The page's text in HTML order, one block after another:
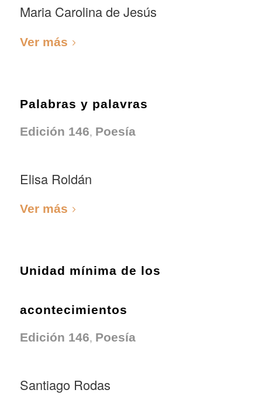
Maria Carolina de Jesús
Ver más
Palabras y palavras
Edición 146, Poesía
Elisa Roldán
Ver más
Unidad mínima de los
acontecimientos
Edición 146, Poesía
Santiago Rodas